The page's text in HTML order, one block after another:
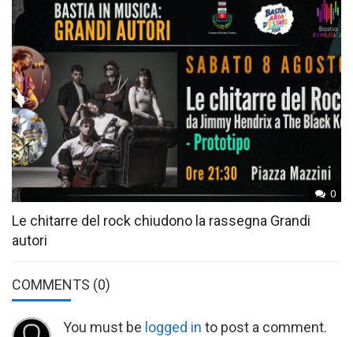
0
Le chitarre del rock chiudono la rassegna Grandi
autori
COMMENTS (0)
You must be logged in to post a comment.